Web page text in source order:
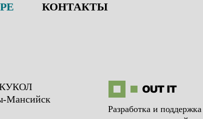
КОНТАКТЫ
Мансийск
Разработка и поддержка